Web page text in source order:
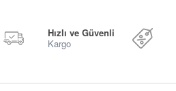
Hızlı ve Güvenli
Kargo